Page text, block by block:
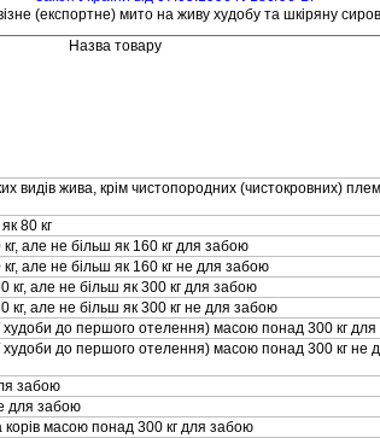
(експортне) мито на живу худобу та шкiряну
Назва товару
видiв жива, крiм чистопородних (чистокровних)
80 кг
але не бiльш як 160 кг для забою
але не бiльш як 160 кг не для забою
кг, але не бiльш як 300 кг для забою
кг, але не бiльш як 300 кг не для забою
худоби до першого отелення) масою понад 300 кг
худоби до першого отелення) масою понад 300 кг не
забою
для забою
корiв масою понад 300 кг для забою